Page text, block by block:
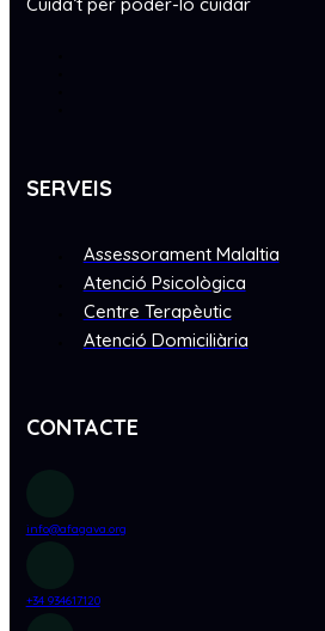
SERVEIS
Assessorament Malaltia
Atenció Psicològica
Centre Terapèutic
Atenció Domiciliària
CONTACTE
info@afagava.org
+34 934617120